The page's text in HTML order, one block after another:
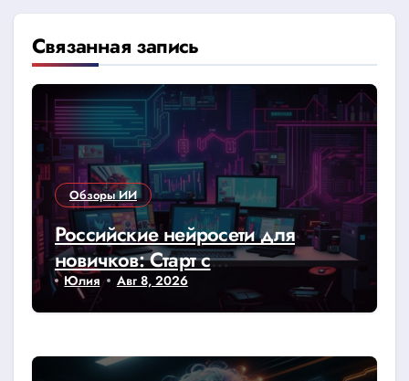
Связанная запись
Обзоры ИИ
Российские нейросети для
новичков: Старт с
YandexGPT/GigaChat
Юлия Авг 8, 2026